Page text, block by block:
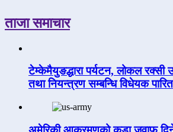
ताजा समाचार
टेम्केमैयुङद्धारा पर्यटन, लोकल रक्सी
तथा नियन्त्रण सम्बन्धि विधेयक पारित